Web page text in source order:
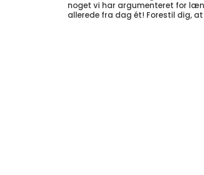
noget vi har argumenteret for
allerede fra dag ét! Forestil dig,